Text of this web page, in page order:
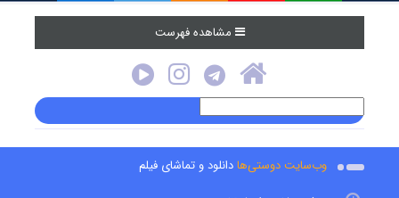
مشاهده فهرست
وب‌سایت دوستی‌هادانلود و تماشای فیلم